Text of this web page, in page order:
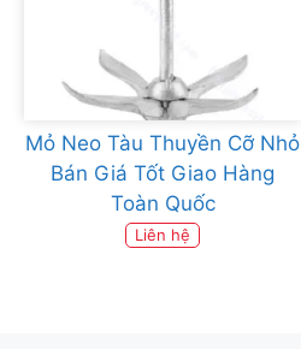
Mỏ Neo Tàu Thuyền Cỡ Nhỏ
Bán Giá Tốt Giao Hàng
Toàn Quốc
Liên hệ